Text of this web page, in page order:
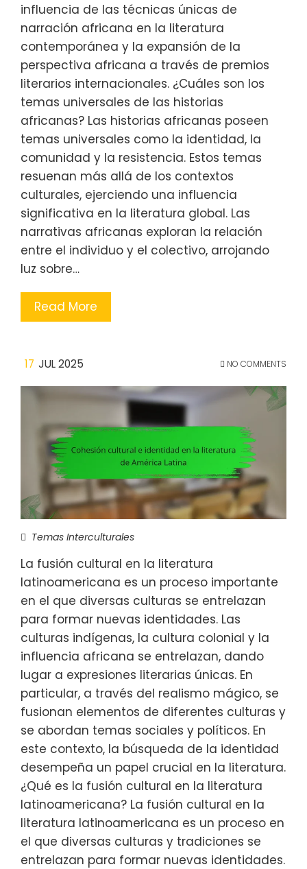
influencia de las técnicas únicas de
narración africana en la literatura
contemporánea y la expansión de la
perspectiva africana a través de premios
literarios internacionales. ¿Cuáles son los
temas universales de las historias
africanas? Las historias africanas poseen
temas universales como la identidad, la
comunidad y la resistencia. Estos temas
resuenan más allá de los contextos
culturales, ejerciendo una influencia
significativa en la literatura global. Las
narrativas africanas exploran la relación
entre el individuo y el colectivo, arrojando
luz sobre…
Read More
17 JUL 2025 NO COMMENTS
Temas Interculturales
La fusión cultural en la literatura
latinoamericana es un proceso importante
en el que diversas culturas se entrelazan
para formar nuevas identidades. Las
culturas indígenas, la cultura colonial y la
influencia africana se entrelazan, dando
lugar a expresiones literarias únicas. En
particular, a través del realismo mágico, se
fusionan elementos de diferentes culturas y
se abordan temas sociales y políticos. En
este contexto, la búsqueda de la identidad
desempeña un papel crucial en la literatura.
¿Qué es la fusión cultural en la literatura
latinoamericana? La fusión cultural en la
literatura latinoamericana es un proceso en
el que diversas culturas y tradiciones se
entrelazan para formar nuevas identidades.